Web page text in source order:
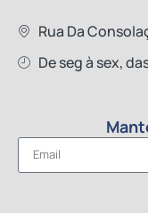
Rua Da
De seg à sex,